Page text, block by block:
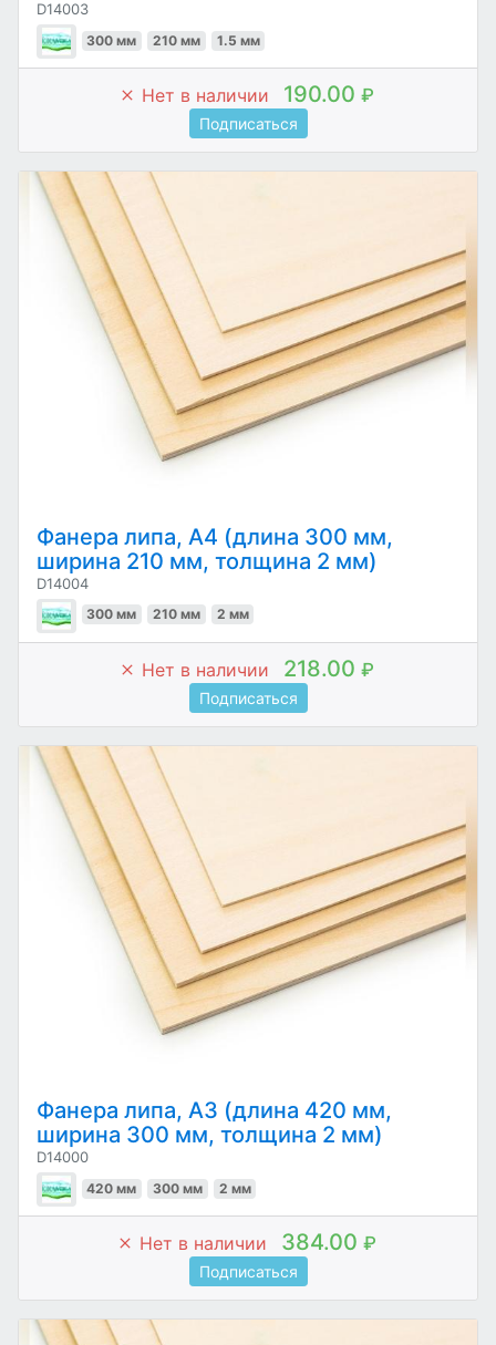
D14003
300 мм 210 мм 1.5 мм
Нет в наличии 190.00 ₽
Подписаться
Фанера липа, А4 (длина 300 мм,
ширина 210 мм, толщина 2 мм)
D14004
300 мм 210 мм 2 мм
Нет в наличии 218.00 ₽
Подписаться
Фанера липа, А3 (длина 420 мм,
ширина 300 мм, толщина 2 мм)
D14000
420 мм 300 мм 2 мм
Нет в наличии 384.00 ₽
Подписаться